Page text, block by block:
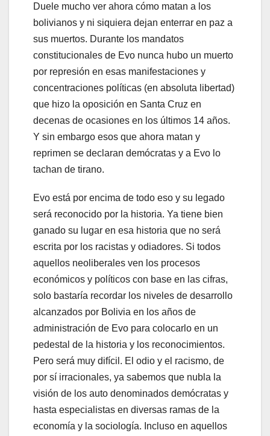
Duele mucho ver ahora cómo matan a los
bolivianos y ni siquiera dejan enterrar en paz a
sus muertos. Durante los mandatos
constitucionales de Evo nunca hubo un muerto
por represión en esas manifestaciones y
concentraciones políticas (en absoluta libertad)
que hizo la oposición en Santa Cruz en
decenas de ocasiones en los últimos 14 años.
Y sin embargo esos que ahora matan y
reprimen se declaran demócratas y a Evo lo
tachan de tirano.
Evo está por encima de todo eso y su legado
será reconocido por la historia. Ya tiene bien
ganado su lugar en esa historia que no será
escrita por los racistas y odiadores. Si todos
aquellos neoliberales ven los procesos
económicos y políticos con base en las cifras,
solo bastaría recordar los niveles de desarrollo
alcanzados por Bolivia en los años de
administración de Evo para colocarlo en un
pedestal de la historia y los reconocimientos.
Pero será muy difícil. El odio y el racismo, de
por sí irracionales, ya sabemos que nubla la
visión de los auto denominados demócratas y
hasta especialistas en diversas ramas de la
economía y la sociología. Incluso en aquellos